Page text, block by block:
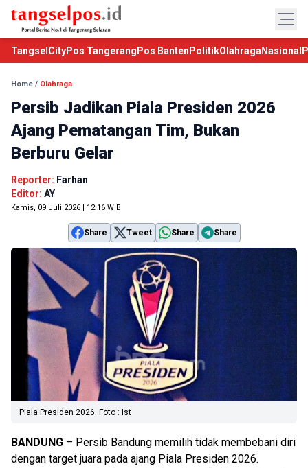
TangselCityPos Tangerang Pos Banten PolitikOlahraga Nasional
Home / Olahraga
Persib Jadikan Piala Presiden 2026
Ajang Pematangan Tim, Bukan
Berburu Gelar
Reporter: Farhan
Editor: AY
Kamis, 09 Juli 2026 | 12:16 WIB
Share Tweet Share Share
Piala Presiden 2026. Foto : Ist
BANDUNG – Persib Bandung memilih tidak membebani diri
dengan target juara pada ajang Piala Presiden 2026.